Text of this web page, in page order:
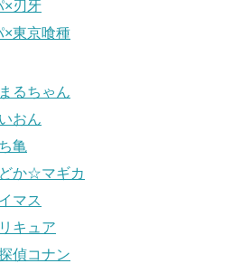
×刃牙
×東京喰種
るちゃん
おん
亀
か☆マギカ
マス
キュア
偵コナン